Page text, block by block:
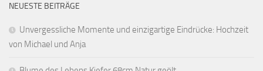
werden
NEUESTE BEITRÄGE
Unvergessliche Momente und einzigartige Eindrücke: Hochzeit
von Michael und Anja